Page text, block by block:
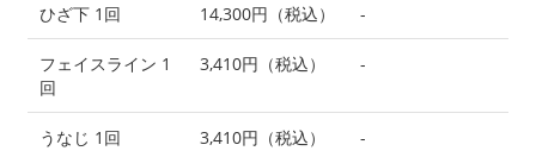
ひざ下 1回 14,300円（税込） -
フェイスライン 1
回
3,410円（税込） -
うなじ 1回 3,410円（税込） -